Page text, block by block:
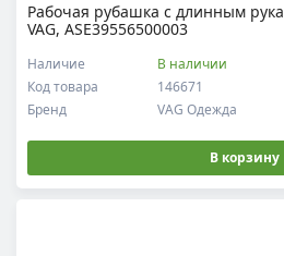
Рабочая рубашка c длинным
VAG, ASE39556500003
Код товара 146671
Наличие В наличии
Бренд VAG Одежда
В корзину